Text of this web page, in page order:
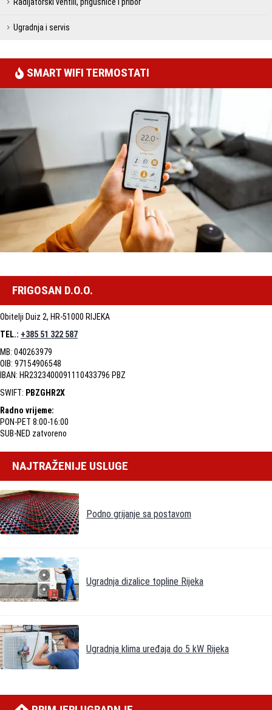
Ugradnja i servis
SMART WIFI TERMOSTATI
FRIGOSAN D.O.O.
Obitelji Duiz 2, HR-51000 RIJEKA
TEL.: +385 51 322 587
MB: 040263979
OIB: 97154906548
IBAN: HR2323400091110433796 PBZ
SWIFT: PBZGHR2X
Radno vrijeme:
PON-PET 8:00-16:00
SUB-NED zatvoreno
NAJTRAŽENIJE USLUGE
Podno grijanje sa postavom
Ugradnja dizalice topline Rijeka
Ugradnja klima uređaja do 5 kW Rijeka